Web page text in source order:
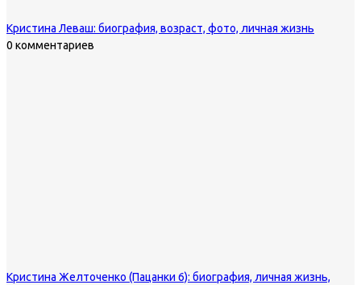
Кристина Леваш: биография, возраст, фото, личная жизнь
0 комментариев
Кристина Желточенко (Пацанки 6): биография, личная жизнь,